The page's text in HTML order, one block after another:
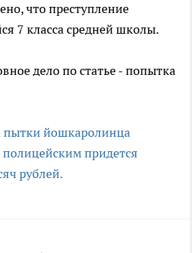
что преступление
7 класса средней школы.
дело по статье - попытка
пытки йошкаролинца
придется
рублей.